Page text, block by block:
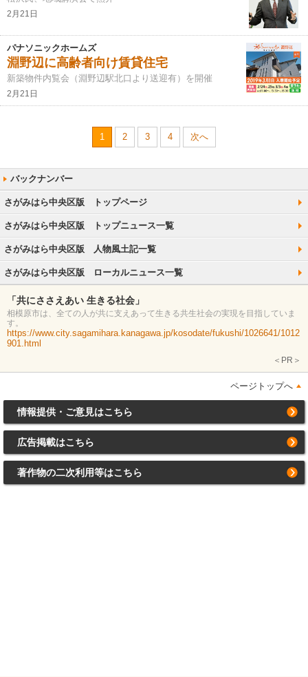
2月21日
パナソニックホームズ
淵野辺に高齢者向け賃貸住宅
新築物件内覧会（淵野辺駅北口より送迎有）を開催
2月21日
1 2 3 4 次へ
さがみはら中央区版 トップページ
さがみはら中央区版 トップニュース一覧
さがみはら中央区版 人物風土記一覧
さがみはら中央区版 ローカルニュース一覧
「共にささえあい 生きる社会」
相模原市は、全ての人が共に支えあって生きる共生社会の実現を目指していま
す。
https://www.city.sagamihara.kanagawa.jp/kosodate/fukushi/1026641/1012
901.html
＜PR＞
ページトップへ
情報提供・ご意見はこちら
広告掲載はこちら
著作物の二次利用等はこちら